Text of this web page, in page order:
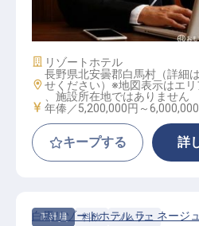
レベル求人／年収520万以
ージャー以上
施設業態
リゾートホテル
勤務地
長野県北安曇郡白馬村（詳細
せください）※地図表示はエリ
、施設所在地ではありません
給与
年俸／5,200,000円～
キープする 詳
正社員 料飲 ソムリエ
白馬リゾートホテル ラ・ネージ